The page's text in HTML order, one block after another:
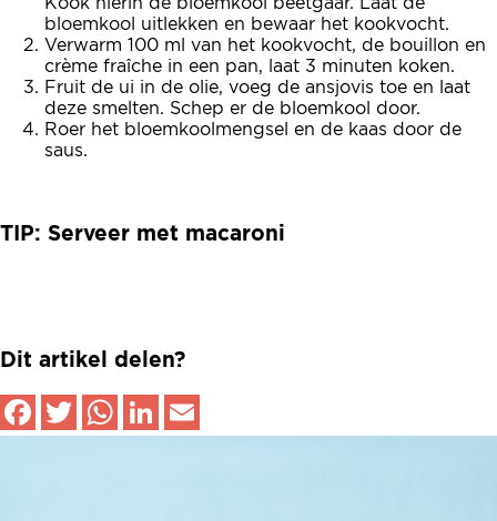
Kook hierin de bloemkool beetgaar. Laat de
bloemkool uitlekken en bewaar het kookvocht.
Verwarm 100 ml van het kookvocht, de bouillon en
crème fraîche in een pan, laat 3 minuten koken.
Fruit de ui in de olie, voeg de ansjovis toe en laat
deze smelten. Schep er de bloemkool door.
Roer het bloemkoolmengsel en de kaas door de
saus.
TIP: Serveer met macaroni
Dit artikel delen?